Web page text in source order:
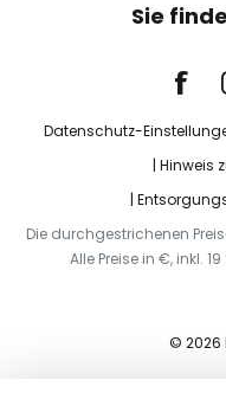
Sie
Datenschutz-
Hinweis
Die durchgestrichenen
Alle Preise in €, inkl.
© 2026